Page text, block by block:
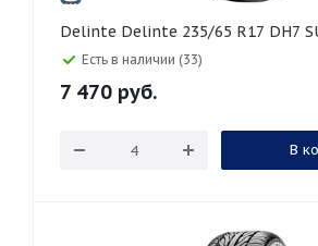
Delinte Delinte 235/65 R17 DH7
Есть в наличии (33)
7 470 руб.
В